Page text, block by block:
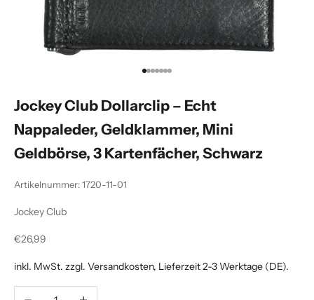
Gehe zu Element 1
Gehe zu Element 2
Gehe zu Element 3
Gehe zu Element 4
Gehe zu Element 5
Gehe zu Element 6
Gehe zu Element 7
Jockey Club Dollarclip – Echt
Nappaleder, Geldklammer, Mini
Geldbörse, 3 Kartenfächer, Schwarz
Artikelnummer: 1720-11-01
Jockey Club
Angebot
€26,99
inkl. MwSt. zzgl. Versandkosten, Lieferzeit 2-3 Werktage (DE).
Anzahl verringernAnzahl erhöhen